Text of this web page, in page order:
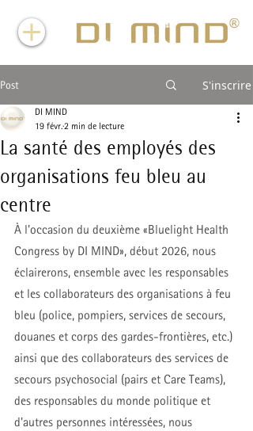
Post S'inscrire
La santé des employés des
organisations feu bleu au
centre
DI MIND
19 févr.2 min de lecture
À l'occasion du deuxième «Bluelight Health
Congress by DI MIND», début 2026, nous
éclairerons, ensemble avec les responsables
et les collaborateurs des organisations à feu
bleu (police, pompiers, services de secours,
douanes et corps des gardes-frontières, etc.)
ainsi que des collaborateurs des services de
secours psychosocial (pairs et Care Teams),
des responsables du monde politique et
d'autres personnes intéressées, nous